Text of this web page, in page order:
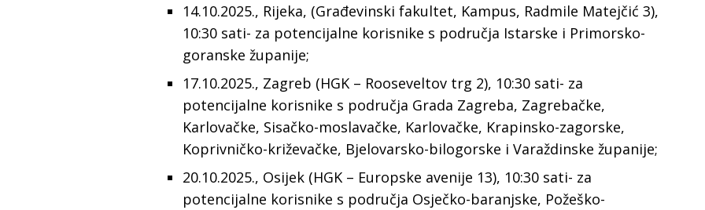
14.10.2025., Rijeka, (Građevinski fakultet, Kampus, Radmile Matejčić 3),
10:30 sati- za potencijalne korisnike s područja Istarske i Primorsko-
goranske županije;
17.10.2025., Zagreb (HGK – Rooseveltov trg 2), 10:30 sati- za
potencijalne korisnike s područja Grada Zagreba, Zagrebačke,
Karlovačke, Sisačko-moslavačke, Karlovačke, Krapinsko-zagorske,
Koprivničko-križevačke, Bjelovarsko-bilogorske i Varaždinske županije;
20.10.2025., Osijek (HGK – Europske avenije 13), 10:30 sati- za
potencijalne korisnike s područja Osječko-baranjske, Požeško-